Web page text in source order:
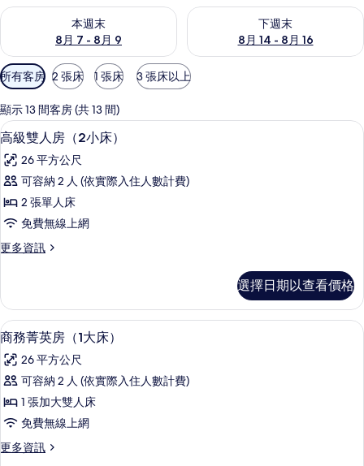
本週末
8月 7 - 8月 9
查看本週末 (8月 7 - 8月 9) 的供應情況
下週末
8月 14 - 8月 16
查看下週末 (8月 14 - 8月 16)
可
用
的
客
房
篩
選
條
所有客房 2 張床 1 張床 3 張床以上
顯示 13 間客房 (共 13 間)
顯
示
高
級
雙
人
房
小
床）
的
所
有
相
片
高級雙人房（2小床） | 遮光布/窗簾
6
高級雙人房（2小床）
26 平方公尺
可容納 2 人 (依實際入住人數計費)
2 張單人床
免費無線上網
更多資訊
更
雙
人
房
小
床）
詳
情
選擇日期以查看價格
顯
示
商
務
菁
英
房
商務菁英房（1大床） | 遮光布/窗簾、
7
商務菁英房（1大床）
26 平方公尺
可容納 2 人 (依實際入住人數計費)
1 張加大雙人床
免費無線上網
更多資訊
更